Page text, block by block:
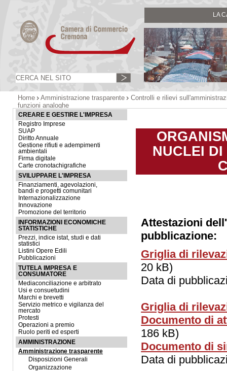
LA
Home Amministrazione trasparente
Controlli e rilievi
funzioni analoghe
CREARE E GESTIRE L'IMPRESA
Registro Imprese
SUAP
Diritto Annuale
Gestione rifiuti e adempimenti
ambientali
Firma digitale
Carte cronotachigrafiche
SVILUPPARE L'IMPRESA
Finanziamenti, agevolazioni,
bandi e progetti comunitari
Internazionalizzazione
Innovazione
Promozione del territorio
INFORMAZIONI ECONOMICHE
STATISTICHE
Prezzi, indice istat, studi e dati
statistici
Listini Opere Edili
Pubblicazioni
TUTELA IMPRESA E
CONSUMATORE
Mediaconciliazione e arbitrato
Usi e consuetudini
Marchi e brevetti
Servizio metrico e vigilanza del
mercato
Protesti
Operazioni a premio
Ruolo periti ed esperti
AMMINISTRAZIONE
Amministrazione trasparente
Disposizioni Generali
Organizzazione
NUCLEI DI
Attestazioni
pubblicazione:
Griglia di
20 kB)
Data di
Griglia di
Documento di
186 kB)
Documento di
Data di